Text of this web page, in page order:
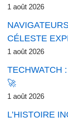
1 août 2026
CÉLESTE
1 août 2026
TECHWATCH
🚀
1 août 2026
L’HISTOIRE